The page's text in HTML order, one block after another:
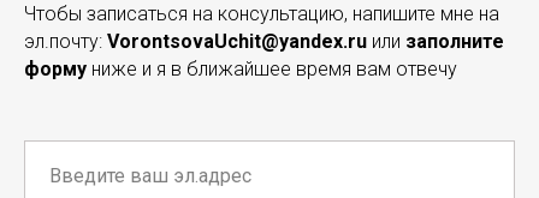
Чтобы записаться на консультацию, напишите мне на
эл.почту: VorontsovaUchit@yandex.ru или заполните
форму ниже и я в ближайшее время вам отвечу